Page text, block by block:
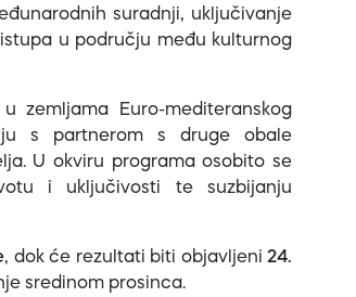
suradnji, uključivanje
u području među kulturnog
zemljama Euro-mediteranskog
s partnerom s druge obale
U okviru programa osobito se
i uključivosti te suzbijanju
, dok će rezultati biti objavljeni24.
sredinom prosinca.